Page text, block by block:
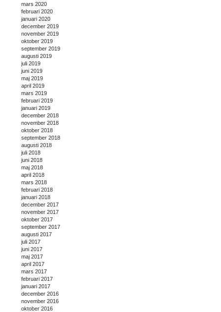
mars 2020
februari 2020
januari 2020
december 2019
november 2019
oktober 2019
september 2019
augusti 2019
juli 2019
juni 2019
maj 2019
april 2019
mars 2019
februari 2019
januari 2019
december 2018
november 2018
oktober 2018
september 2018
augusti 2018
juli 2018
juni 2018
maj 2018
april 2018
mars 2018
februari 2018
januari 2018
december 2017
november 2017
oktober 2017
september 2017
augusti 2017
juli 2017
juni 2017
maj 2017
april 2017
mars 2017
februari 2017
januari 2017
december 2016
november 2016
oktober 2016